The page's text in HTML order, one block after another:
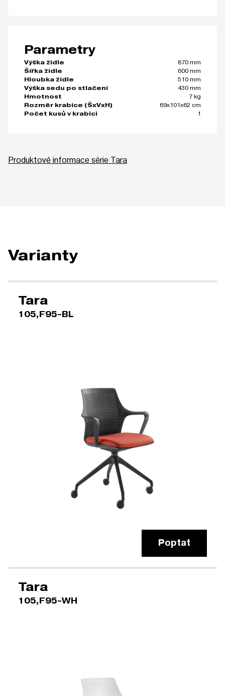
Parametry
Výška židle
870 mm
Šířka židle
600 mm
Hloubka židle
510 mm
Výška sedu po stlačení
430 mm
Hmotnost
7 kg
Rozměr krabice (ŠxVxH)
69x101x62 cm
Počet kusů v krabici
1
Produktové informace série Tara
Varianty
Tara
105,F95-BL
Poptat
Tara
105,F95-WH